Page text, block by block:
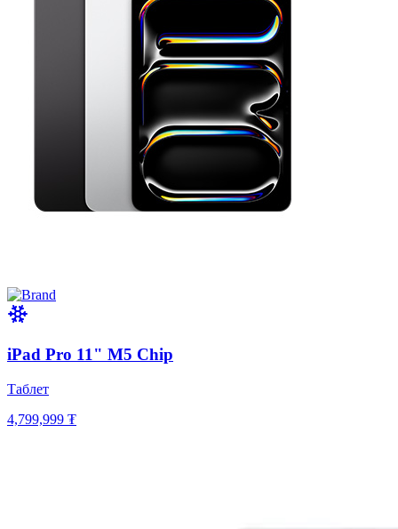
iPad Pro 11" M5 Chip
Таблет
4,799,999 ₮